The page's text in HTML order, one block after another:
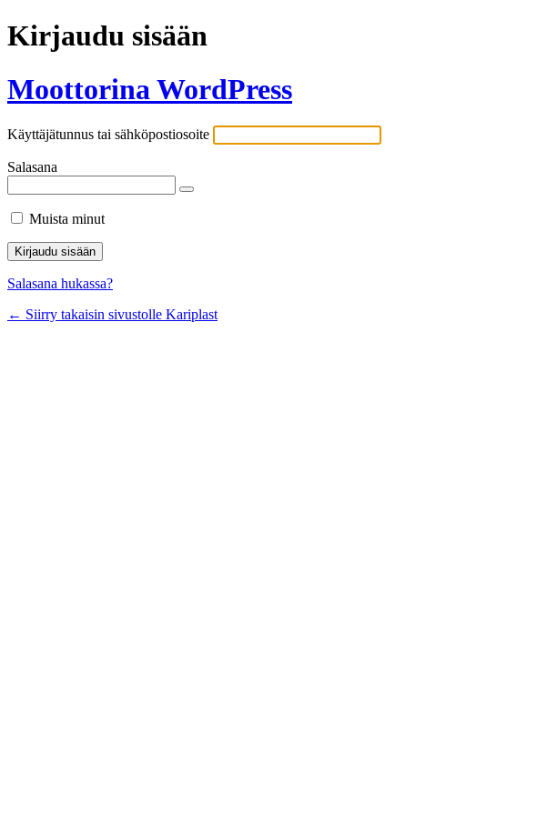
Kirjaudu sisään
Moottorina WordPress
Käyttäjätunnus tai sähköpostiosoite
Salasana
Muista minut
Salasana hukassa?
← Siirry takaisin sivustolle Kariplast